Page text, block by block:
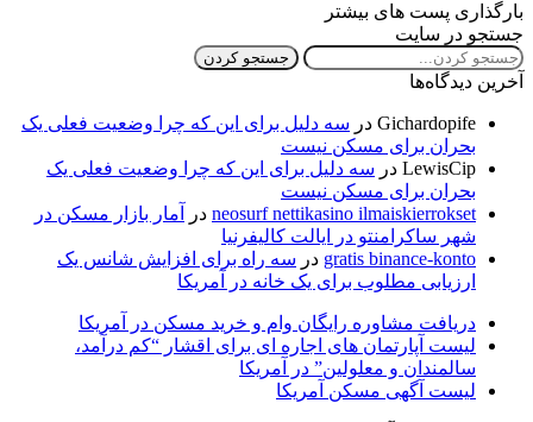
بارگذاری پست های بیشتر
جستجو در سایت
آخرین دیدگاه‌ها
Gichardopife در سه دلیل برای این که چرا وضعیت فعلی یک
بحران برای مسکن نیست
LewisCip در سه دلیل برای این که چرا وضعیت فعلی یک
بحران برای مسکن نیست
neosurf nettikasino ilmaiskierrokset در
آمار بازار مسکن در
شهر ساکرامنتو در ایالت کالیفرنیا
gratis binance-konto در سه راه برای افزایش شانس یک
ارزیابی مطلوب برای یک خانه در آمریکا
دریافت مشاوره رایگان وام و خرید مسکن در آمریکا
لیست آپارتمان های اجاره ای­ برای اقشار “کم درآمد،
سالمندان و معلولین” در آمریکا
لیست آگهی مسکن آمریکا